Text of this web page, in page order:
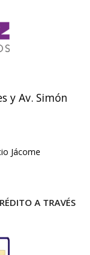
y Av. Simón
Jácome
A TRAVÉS